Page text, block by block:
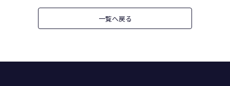
一覧へ戻る